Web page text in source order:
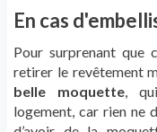
En cas
Pour surprenant que
retirer le revêtement
belle moquette,
logement, car rien ne